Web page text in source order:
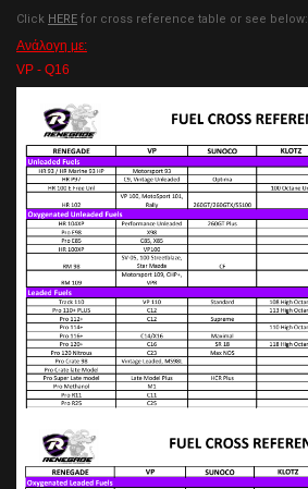
Click HERE for cross reference table or see below:
Ανάλογη με:
VP - Q16